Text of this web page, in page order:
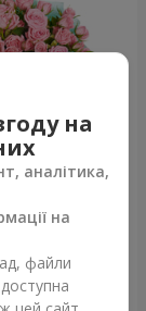
про
на
аналітика,
на
файли